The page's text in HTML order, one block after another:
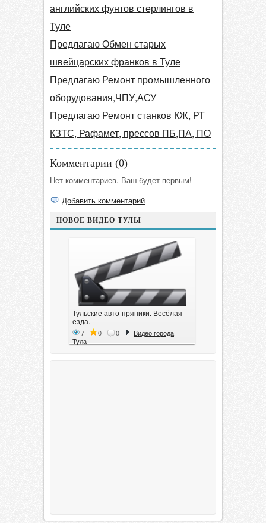
английских фунтов стерлингов в
Туле
Предлагаю Обмен старых
швейцарских франков в Туле
Предлагаю Ремонт промышленного
оборудования,ЧПУ,АСУ
Предлагаю Ремонт станков КЖ, РТ
КЗТС, Рафамет, прессов ПБ,ПА, ПО
Комментарии (0)
Нет комментариев. Ваш будет первым!
Добавить комментарий
НОВОЕ ВИДЕО ТУЛЫ
Тульские авто-пряники. Весёлая
езда.
7 0 0
Видео города
Тула